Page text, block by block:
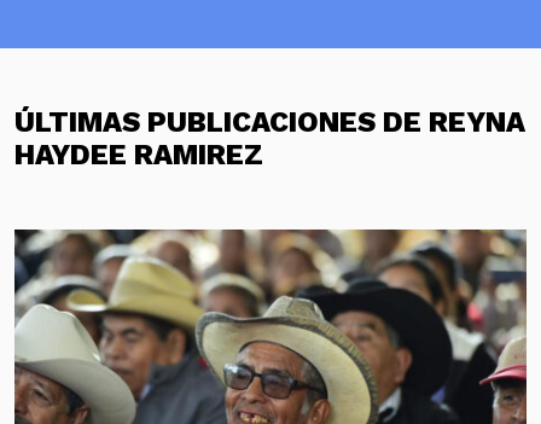
ÚLTIMAS PUBLICACIONES DE REYNA
HAYDEE RAMIREZ